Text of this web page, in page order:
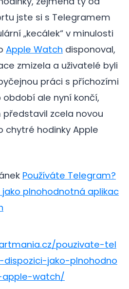
jste si s Telegramem
„kecálek“ v minulosti
Apple Watch disponoval,
zmizela a uživatelé byli
práci s příchozími
ale nyní končí,
zcela novou
chytré hodinky Apple
Používáte Telegram?
jako plnohodnotná aplikac
pouzivate-tel
jako-plnohodno
watch/